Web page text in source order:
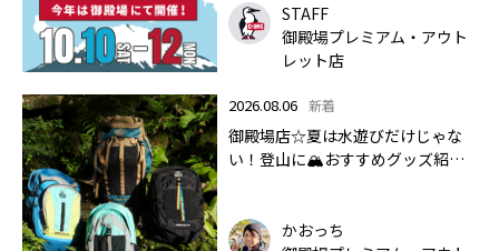
STAFF
御殿場プレミアム・アウト
レット店
2026.08.06 新着
御殿場店☆夏は水遊びだけじゃな
い！登山に🏔おすすめグッズ紹介
かおっち